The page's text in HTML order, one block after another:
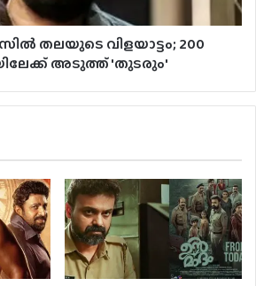
തലയുടെ വിളയാട്ടം; 200
അടുത്ത് 'തുടരും'